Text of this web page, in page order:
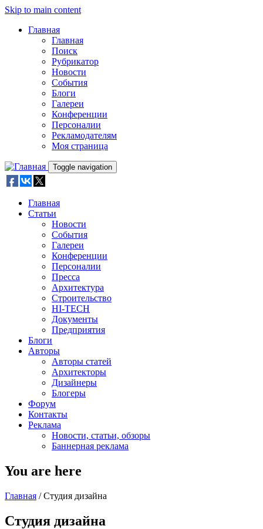
Skip to main content
Главная
Главная
Поиск
Рубрикатор
Новости
События
Блоги
Галереи
Конференции
Персоналии
Рекламодателям
Моя страница
Toggle navigation
Главная
Статьи
Новости
События
Галереи
Конференции
Персоналии
Пресса
Архитектура
Строительство
HI-TECH
Документы
Предприятия
Блоги
Авторы
Авторы статей
Архитекторы
Дизайнеры
Блогеры
Форум
Контакты
Реклама
Новости, статьи, обзоры
Баннерная реклама
You are here
Главная / Студия дизайна
Студия дизайна